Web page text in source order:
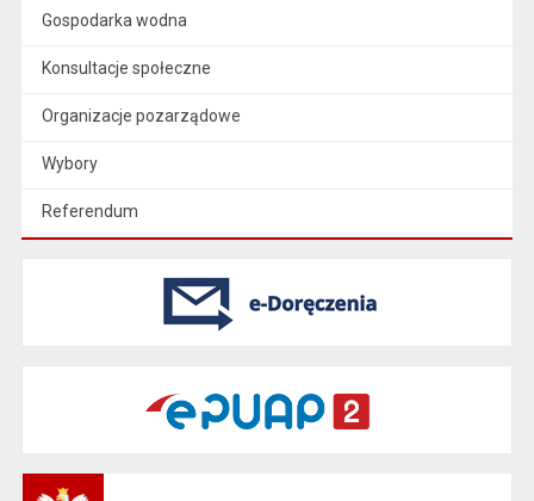
Gospodarka wodna
Konsultacje społeczne
Organizacje pozarządowe
Wybory
Referendum